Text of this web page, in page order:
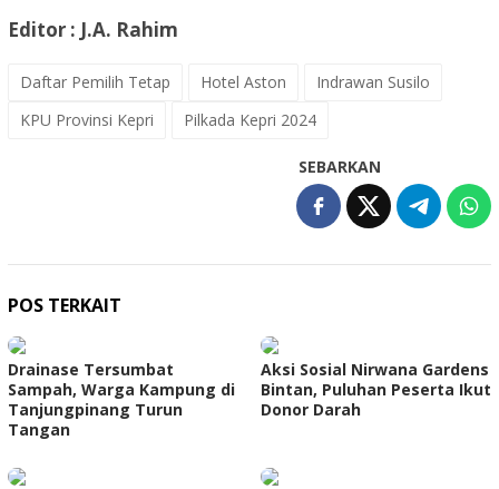
Editor : J.A. Rahim
Daftar Pemilih Tetap Hotel Aston
Indrawan Susilo
KPU Provinsi Kepri
Pilkada Kepri 2024
SEBARKAN
POS TERKAIT
Drainase Tersumbat
Sampah, Warga Kampung di
Tanjungpinang Turun
Tangan
Aksi Sosial Nirwana Gardens
Bintan, Puluhan Peserta Ikut
Donor Darah